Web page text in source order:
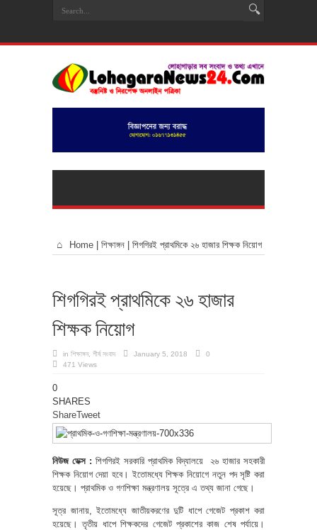
Home | শিক্ষাঙ্গন | শিগগিরই প্রাথমিকে ২৬ হাজার শিক্ষক নিয়োগ
শিগগিরই প্রাথমিকে ২৬ হাজার
শিক্ষক নিয়োগ
in শিক্ষাঙ্গন শীর্ষ সংবাদ January 5, 2018
0
471 Views
0
SHARES
ShareTweet
নিউজ ডেক্স : শিগগিরই সরকারি প্রাথমিক বিদ্যালয়ে ২৬ হাজার সহকারী
শিক্ষক নিয়োগ দেয়া হবে। ইতোমধ্যে শিক্ষক নিয়োগে নতুন পদ সৃষ্টি করা
হয়েছে। প্রাথমিক ও গণশিক্ষা মন্ত্রণালয় সূত্রে এ তথ্য জানা গেছে।
সূত্র জানায়, ইতোমধ্যে জাতীয়করণের দুটি ধাপে গেজেট প্রকাশ করা
হয়েছে। তৃতীয় ধাপে শিক্ষকদের গেজেট প্রকাশের কাজ শেষ পর্যায়ে।